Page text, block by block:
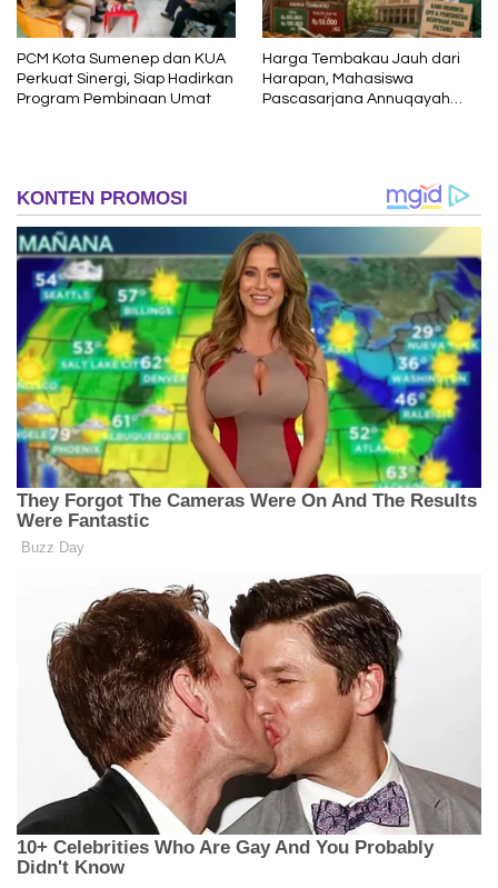
PCM Kota Sumenep dan KUA
Perkuat Sinergi, Siap Hadirkan
Program Pembinaan Umat
Harga Tembakau Jauh dari
Harapan, Mahasiswa
Pascasarjana Annuqayah